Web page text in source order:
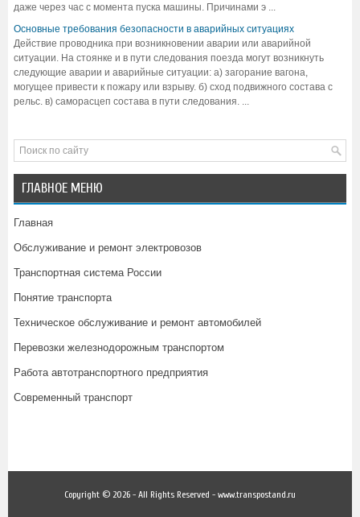
даже через час с момента пуска машины. Причинами э ...
Основные требования безопасности в аварийных ситуациях
Действие проводника при возникновении аварии или аварийной
ситуации. На стоянке и в пути следования поезда могут возникнуть
следующие аварии и аварийные ситуации: а) загорание вагона,
могущее привести к пожару или взрыву. б) сход подвижного состава с
рельс. в) саморасцеп состава в пути следования. ...
ГЛАВНОЕ МЕНЮ
Главная
Обслуживание и ремонт электровозов
Транспортная система России
Понятие транспорта
Техническое обслуживание и ремонт автомобилей
Перевозки железнодорожным транспортом
Работа автотранспортного предприятия
Современный транспорт
Copyright © 2026 - All Rights Reserved - www.transpostand.ru